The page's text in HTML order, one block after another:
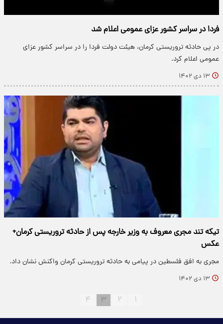
فردا در سراسر کشور عزای عمومی اعلام شد
در پی حادثه تروریستی کرمان، هیئت دولت فردا را در سراسر کشور عزای
عمومی اعلام کرد.
۱۳ دی ۱۴۰۲
تیکه تند مجری معروف به وزیر خارجه پس از حادثه تروریستی کرمان+
عکس
مجری به افق فلسطین در پیامی به حادثه تروریستی کرمان واکنش نشان داد.
۱۳ دی ۱۴۰۲
۱ ۲ ۳ ۴